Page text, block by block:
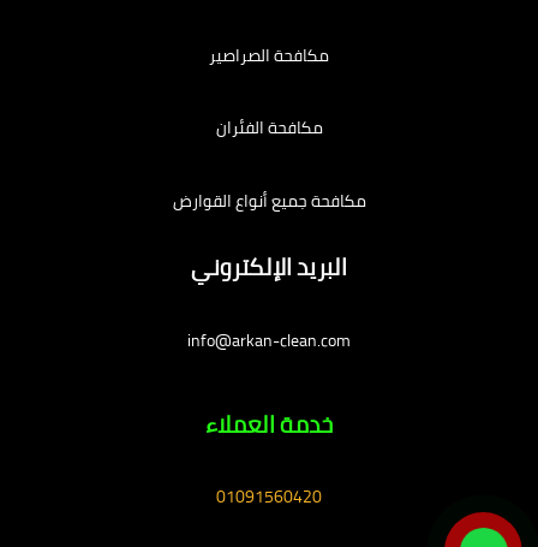
مكافحة الصراصير
مكافحة الفئران
مكافحة جميع أنواع القوارض
البريد الإلكتروني
info@arkan-clean.com
خدمة العملاء
01091560420